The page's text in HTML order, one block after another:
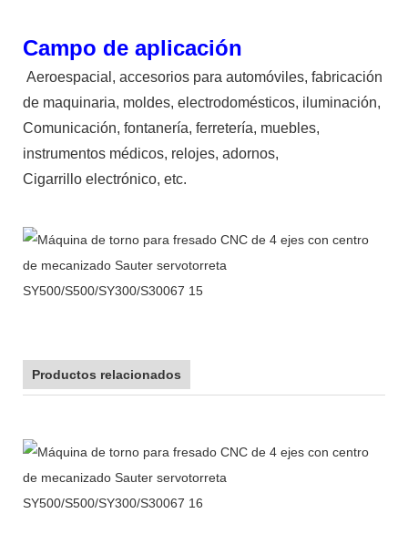
Campo de aplicación
Aeroespacial, accesorios para automóviles, fabricación
de maquinaria, moldes, electrodomésticos, iluminación,
Comunicación, fontanería, ferretería, muebles,
instrumentos médicos, relojes, adornos,
Cigarrillo electrónico, etc.
Productos relacionados